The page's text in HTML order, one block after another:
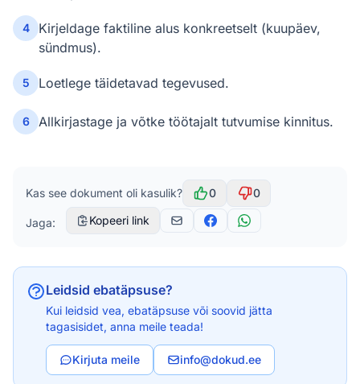
4
Kirjeldage faktiline alus konkreetselt (kuupäev,
sündmus).
5 Loetlege täidetavad tegevused.
6 Allkirjastage ja võtke töötajalt tutvumise kinnitus.
Kas see dokument oli kasulik? 0 0
Jaga: Kopeeri link
Leidsid ebatäpsuse?
Kui leidsid vea, ebatäpsuse või soovid jätta
tagasisidet, anna meile teada!
Kirjuta meile info@dokud.ee